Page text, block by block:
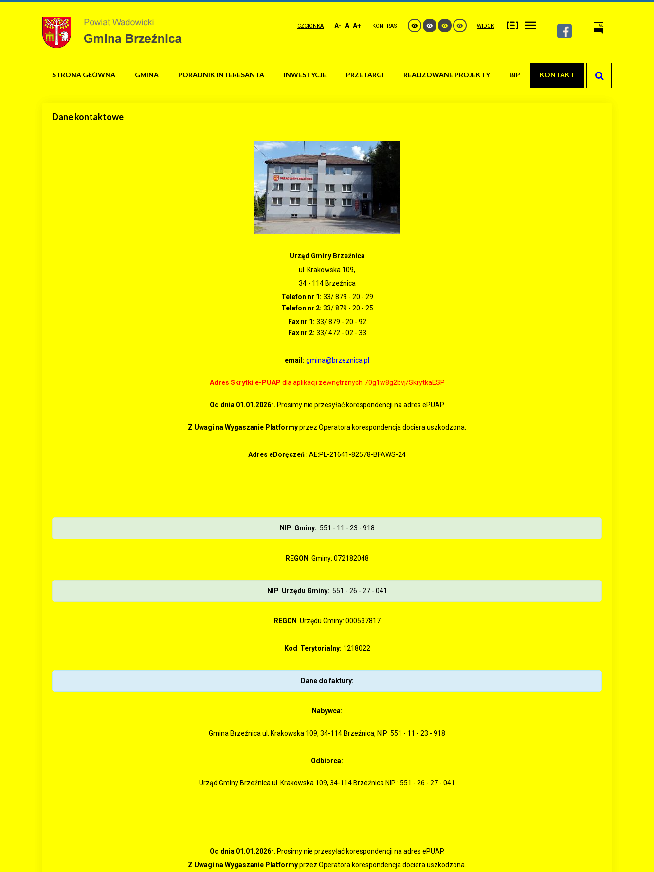
CZCIONKA A- A A+ KONTRAST WIDOK
STRONA GŁÓWNA GMINA PORADNIK INTERESANTA INWESTYCJE PRZETARGI REALIZOWANE PROJEKTY BIP KONTAKT
Dane kontaktowe
Urząd Gminy Brzeźnica
ul. Krakowska 109,
34 - 114 Brzeźnica
Telefon nr 1: 33/ 879 - 20 - 29
Telefon nr 2: 33/ 879 - 20 - 25
Fax nr 1: 33/ 879 - 20 - 92
Fax nr 2: 33/ 472 - 02 - 33
email: gmina@brzeznica.pl
Adres Skrytki e-PUAPdla aplikacji zewnętrznych: /0g1w8g2bvj/SkrytkaESP
Od dnia 01.01.2026r. Prosimy nie przesyłać korespondencji na adres ePUAP.
Z Uwagi na Wygaszanie Platformyprzez Operatora korespondencja dociera uszkodzona.
Adres eDoręczeń: AE:PL-21641-82578-BFAWS-24
NIP Gminy: 551 - 11 - 23 - 918
REGON Gminy: 072182048
NIP Urzędu Gminy: 551 - 26 - 27 - 041
REGON Urzędu Gminy: 000537817
Kod Terytorialny: 1218022
Dane do faktury:
Nabywca:
Gmina Brzeźnica ul. Krakowska 109, 34-114 Brzeźnica, NIP 551 - 11 - 23 - 918
Odbiorca:
Urząd Gminy Brzeźnica ul. Krakowska 109, 34-114 Brzeźnica NIP : 551 - 26 - 27 - 041
Od dnia 01.01.2026r. Prosimy nie przesyłać korespondencji na adres ePUAP.
Z Uwagi na Wygaszanie Platformyprzez Operatora korespondencja dociera uszkodzona.